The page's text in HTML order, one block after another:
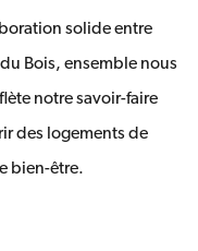
solide entre
Bois, ensemble nous
notre savoir-faire
des logements de
bien-être.